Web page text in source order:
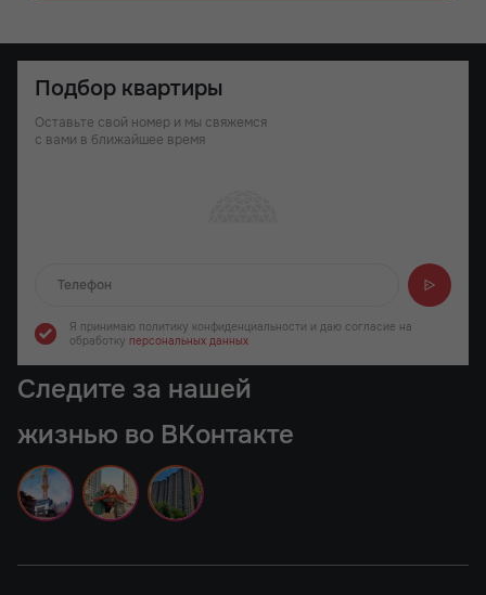
Подбор квартиры
Оставьте свой номер и мы свяжемся
с вами в ближайшее время
Я принимаю политику конфиденциальности и даю согласие на
обработку персональных данных
Следите за нашей
жизнью во ВКонтакте